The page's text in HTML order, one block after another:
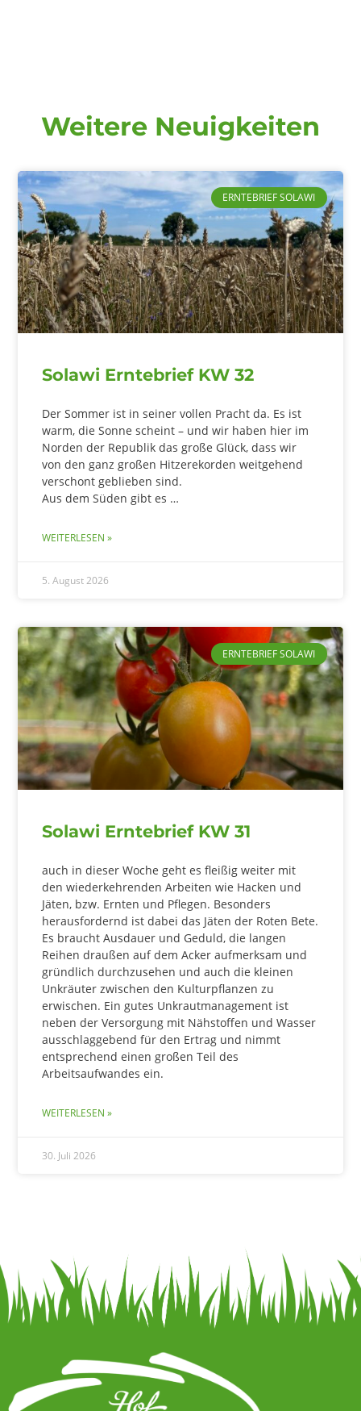
Weitere Neuigkeiten
ERNTEBRIEF SOLAWI
Solawi Erntebrief KW 32
Der Sommer ist in seiner vollen Pracht da. Es ist
warm, die Sonne scheint – und wir haben hier im
Norden der Republik das große Glück, dass wir
von den ganz großen Hitzerekorden weitgehend
verschont geblieben sind.
Aus dem Süden gibt es …
WEITERLESEN »
5. August 2026
ERNTEBRIEF SOLAWI
Solawi Erntebrief KW 31
auch in dieser Woche geht es fleißig weiter mit
den wiederkehrenden Arbeiten wie Hacken und
Jäten, bzw. Ernten und Pflegen. Besonders
herausfordernd ist dabei das Jäten der Roten Bete.
Es braucht Ausdauer und Geduld, die langen
Reihen draußen auf dem Acker aufmerksam und
gründlich durchzusehen und auch die kleinen
Unkräuter zwischen den Kulturpflanzen zu
erwischen. Ein gutes Unkrautmanagement ist
neben der Versorgung mit Nähstoffen und Wasser
ausschlaggebend für den Ertrag und nimmt
entsprechend einen großen Teil des
Arbeitsaufwandes ein.
WEITERLESEN »
30. Juli 2026